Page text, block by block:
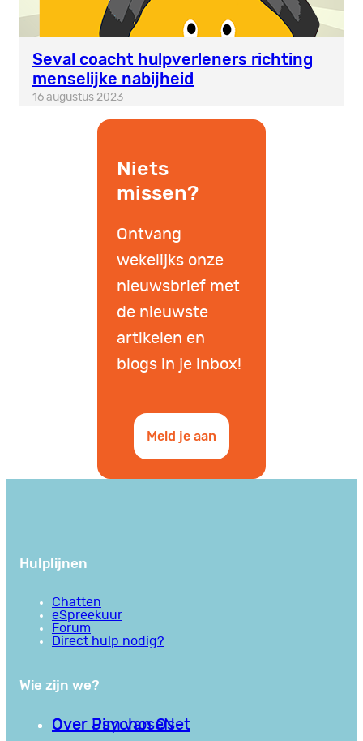
Seval coacht hulpverleners richting
menselijke nabijheid
16 augustus 2023
Niets
missen?
Ontvang
wekelijks onze
nieuwsbrief met
de nieuwste
artikelen en
blogs in je inbox!
Meld je aan
Hulplijnen
Chatten
eSpreekuur
Forum
Direct hulp nodig?
Wie zijn we?
Over PsychoseNet
Over Jim van Os